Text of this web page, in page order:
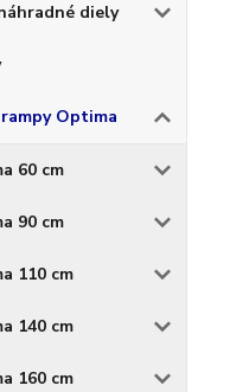
diely
Optima
60 cm
90 cm
110 cm
140 cm
160 cm